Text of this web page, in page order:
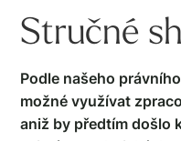
Stručné
Podle našeho
možné využívat
aniž by předtím došlo